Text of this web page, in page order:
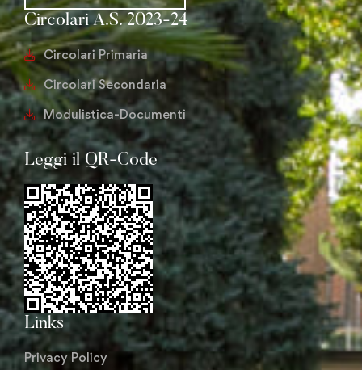
Circolari A.S. 2023-24
Circolari Primaria
Circolari Secondaria
Modulistica-Documenti
Leggi il QR-Code
Links
Privacy Policy